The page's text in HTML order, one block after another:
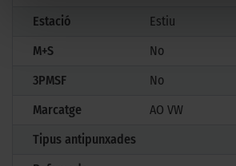
Estació
Estiu
M+S
No
3PMSF
No
Marcatge
AO VW
Tipus antipunxades